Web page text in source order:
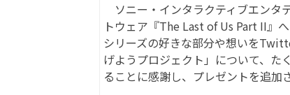
ソニー・インタラクティブエンタ
トウェア『The Last of Us Part II』
シリーズの好きな部分や想いを
げようプロジェクト」について、た
ることに感謝し、プレゼントを追加